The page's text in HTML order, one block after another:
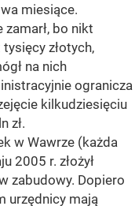
miesiące.
bo nikt
złotych,
na nich
ogranicza
kilkudziesięciu
zł.
w Wawrze (każda
2005 r. złożył
zabudowy. Dopiero
urzędnicy mają